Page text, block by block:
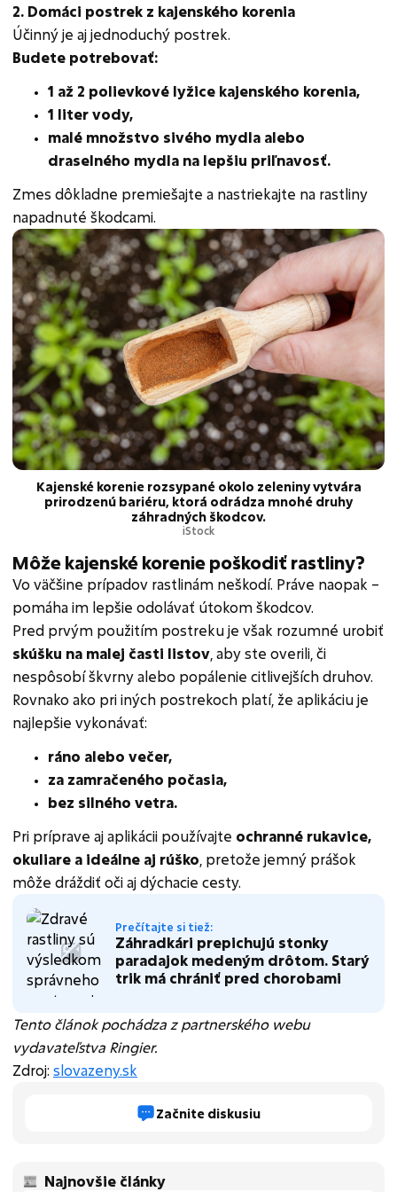
2. Domáci postrek z kajenského korenia
Účinný je aj jednoduchý postrek.
Budete potrebovať:
1 až 2 polievkové lyžice kajenského korenia,
1 liter vody,
malé množstvo sivého mydla alebo
draselného mydla na lepšiu priľnavosť.
Zmes dôkladne premiešajte a nastriekajte na rastliny
napadnuté škodcami.
Kajenské korenie rozsypané okolo zeleniny vytvára
prirodzenú bariéru, ktorá odrádza mnohé druhy
záhradných škodcov.
iStock
Môže kajenské korenie poškodiť rastliny?
Vo väčšine prípadov rastlinám neškodí. Práve naopak –
pomáha im lepšie odolávať útokom škodcov.
Pred prvým použitím postreku je však rozumné urobiť
skúšku na malej časti listov , aby ste overili, či
nespôsobí škvrny alebo popálenie citlivejších druhov.
Rovnako ako pri iných postrekoch platí, že aplikáciu je
najlepšie vykonávať:
ráno alebo večer,
za zamračeného počasia,
bez silného vetra.
Pri príprave aj aplikácii používajte ochranné rukavice,
okuliare a ideálne aj rúško , pretože jemný prášok
môže dráždiť oči aj dýchacie cesty.
Prečítajte si tiež:
Záhradkári prepichujú stonky
paradajok medeným drôtom. Starý
trik má chrániť pred chorobami
Tento článok pochádza z partnerského webu
vydavateľstva Ringier.
Zdroj: slovazeny.sk
Začnite diskusiu
Najnovšie články